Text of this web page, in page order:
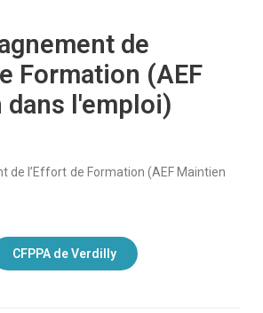
de
Formation (AEF
dans l'emploi)
de l’Effort de Formation (AEF Maintien
CFPPA de Verdilly